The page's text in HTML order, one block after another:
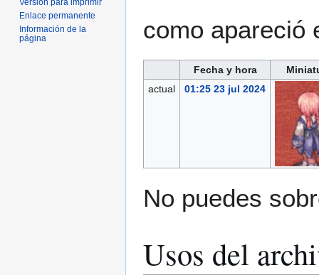
como apareció
Fecha y hora
actual
01:25 23 jul 2024
No puedes
Usos del
Versión para imprimir
Enlace permanente
Información de la
página